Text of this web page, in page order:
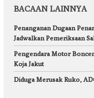
BACAAN LAINNYA
Penanganan Dugaan
Jadwalkan Pemeriksaan
Pengendara Motor
Koja Jakut
Diduga Merusak Ruko,